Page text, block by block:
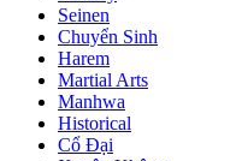
Seinen
Chuyển Sinh
Harem
Martial Arts
Manhwa
Historical
Cổ Đại